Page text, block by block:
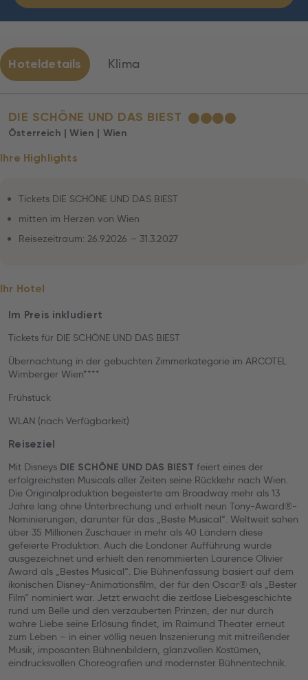
Hoteldetails Klima
DIE SCHÖNE UND DAS BIEST ★★★★
Österreich | Wien | Wien
Ihre Highlights
Tickets DIE SCHÖNE UND DAS BIEST
mitten im Herzen von Wien
Reisezeitraum: 26.9.2026 – 31.3.2027
Ihr Hotel
Im Preis inkludiert
Tickets für DIE SCHÖNE UND DAS BIEST
Übernachtung in der gebuchten Zimmerkategorie im ARCOTEL
Wimberger Wien****
Frühstück
WLAN (nach Verfügbarkeit)
Reiseziel
Mit Disneys DIE SCHÖNE UND DAS BIEST feiert eines der
erfolgreichsten Musicals aller Zeiten seine Rückkehr nach Wien.
Die Originalproduktion begeisterte am Broadway mehr als 13
Jahre lang ohne Unterbrechung und erhielt neun Tony-Award®-
Nominierungen, darunter für das „Beste Musical“. Weltweit sahen
über 35 Millionen Zuschauer in mehr als 40 Ländern diese
gefeierte Produktion. Auch die Londoner Aufführung wurde
ausgezeichnet und erhielt den renommierten Laurence Olivier
Award als „Bestes Musical“. Die Bühnenfassung basiert auf dem
ikonischen Disney-Animationsfilm, der für den Oscar® als „Bester
Film“ nominiert war. Jetzt erwacht die zeitlose Liebesgeschichte
rund um Belle und den verzauberten Prinzen, der nur durch
wahre Liebe seine Erlösung findet, im Raimund Theater erneut
zum Leben – in einer völlig neuen Inszenierung mit mitreißender
Musik, imposanten Bühnenbildern, glanzvollen Kostümen,
eindrucksvollen Choreografien und modernster Bühnentechnik.